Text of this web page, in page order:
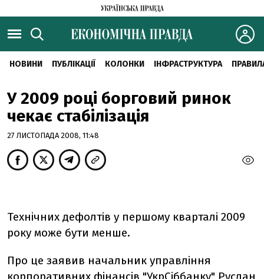
НОВИНИ ПУБЛІКАЦІЇ КОЛОНКИ ІНФРАСТРУКТУРА
У 2009 році борговий ринок
чекає стабілізація
27 ЛИСТОПАДА 2008, 11:48
Технічних дефолтів у першому кварталі 2009
року може бути менше.
Про це заявив начальник управління